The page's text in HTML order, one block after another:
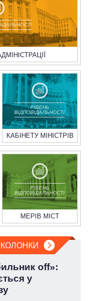
РІВЕНЬ
ВІДПОВІДАЛЬНОСТІ
КАБІНЕТУ МІНІСТРІВ
РІВЕНЬ
ВІДПОВІДАЛЬНОСТІ
МЕРІВ МІСТ
off»:
у